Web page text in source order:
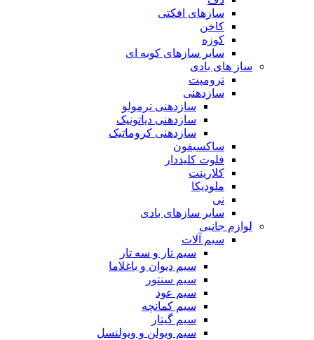
سازهای افکتی
کاخن
کوزه
سایر سازهای کوبه ای
ساز های بادی
ترومپت
سازدهنی
سازدهنی ترمولو
سازدهنی دیاتونیک
سازدهنی کروماتیک
ساکسیفون
فلوت کلیددار
کلارینت
ملودیکا
نی
سایر سازهای بادی
لوازم جانبی
سیم آلات
سیم تار و سه تار
سیم دیوان و باغلاما
سیم سنتور
سیم عود
سیم کمانچه
سیم گیتار
سیم ویولن و ویولنسل